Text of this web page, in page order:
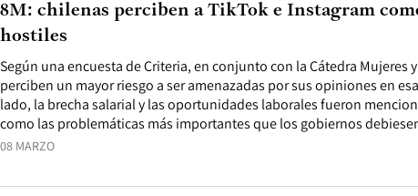
08 MARZO
Según una encuesta de Criteria, en conjunto con la Cátedra Mujeres
perciben un mayor riesgo a ser amenazadas por sus opiniones en
lado, la brecha salarial y las oportunidades laborales fueron
como las problemáticas más importantes que los gobiernos
8M: chilenas perciben a TikTok e Instagram
hostiles